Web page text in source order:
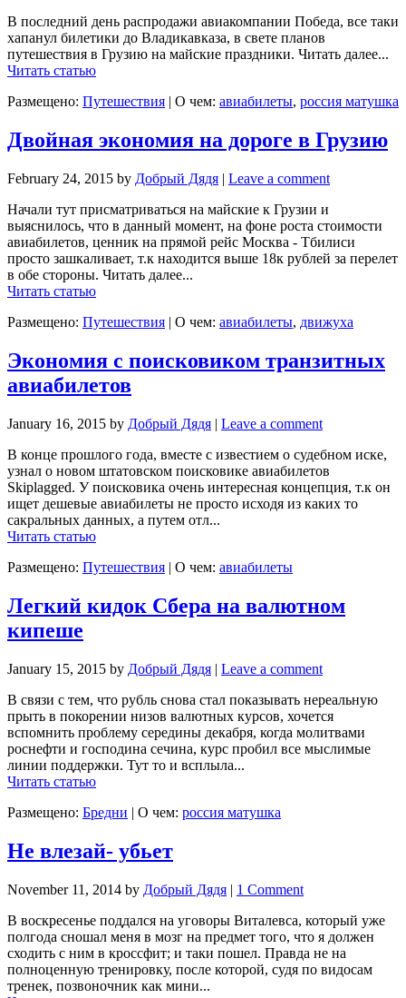
В последний день распродажи авиакомпании Победа, все таки
хапанул билетики до Владикавказа, в свете планов
путешествия в Грузию на майские праздники. Читать далее...
Читать статью
Размещено: Путешествия О чем: авиабилеты, россия матушка
Двойная экономия на дороге в Грузию
February 24, 2015 by Добрый Дядя | Leave a comment
Начали тут присматриваться на майские к Грузии и
выяснилось, что в данный момент, на фоне роста стоимости
авиабилетов, ценник на прямой рейс Москва - Тбилиси
просто зашкаливает, т.к находится выше 18к рублей за перелет
в обе стороны. Читать далее...
Читать статью
Размещено: Путешествия | О чем: авиабилеты, движуха
Экономия с поисковиком транзитных
авиабилетов
January 16, 2015 by Добрый Дядя | Leave a comment
В конце прошлого года, вместе с известием о судебном иске,
узнал о новом штатовском поисковике авиабилетов
Skiplagged. У поисковика очень интересная концепция, т.к он
ищет дешевые авиабилеты не просто исходя из каких то
сакральных данных, а путем отл...
Читать статью
Размещено: Путешествия | О чем: авиабилеты
Легкий кидок Сбера на валютном
кипеше
January 15, 2015 by Добрый Дядя | Leave a comment
В связи с тем, что рубль снова стал показывать нереальную
прыть в покорении низов валютных курсов, хочется
вспомнить проблему середины декабря, когда молитвами
роснефти и господина сечина, курс пробил все мыслимые
линии поддержки. Тут то и всплыла...
Читать статью
Размещено: Бредни | О чем: россия матушка
Не влезай- убьет
November 11, 2014 by Добрый Дядя | 1 Comment
В воскресенье поддался на уговоры Виталевса, который уже
полгода сношал меня в мозг на предмет того, что я должен
сходить с ним в кроссфит; и таки пошел. Правда не на
полноценную тренировку, после которой, судя по видосам
тренек, позвоночник как мини...